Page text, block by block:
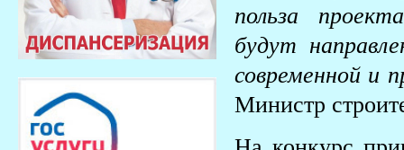
польза
будут
современной и
Министр